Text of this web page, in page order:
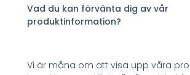
Vad du kan förvänta dig av vår
produktinformation?
Vi är måna om att visa upp våra